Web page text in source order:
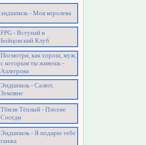
эндшпиль - Моя королева
FPG - Вступай в
Бойцовский Клуб
Посмотри, как хорош, муж,
с которым ты живешь -
Аллегрова
Эндшпиль - Салют,
Земляне
Тбили Тёплый - Плохие
Соседи
Эндшпиль - Я подарю тебе
ганжа